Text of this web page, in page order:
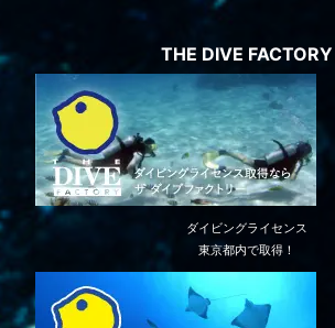
THE DIVE FACTORY
ダイビングライセンス
東京都内で取得！